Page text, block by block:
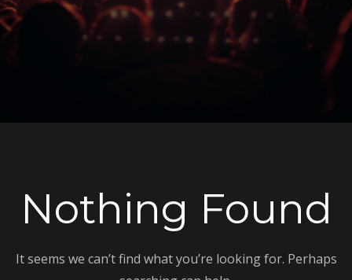
Nothing Found
It seems we can’t find what you’re looking for. Perhaps